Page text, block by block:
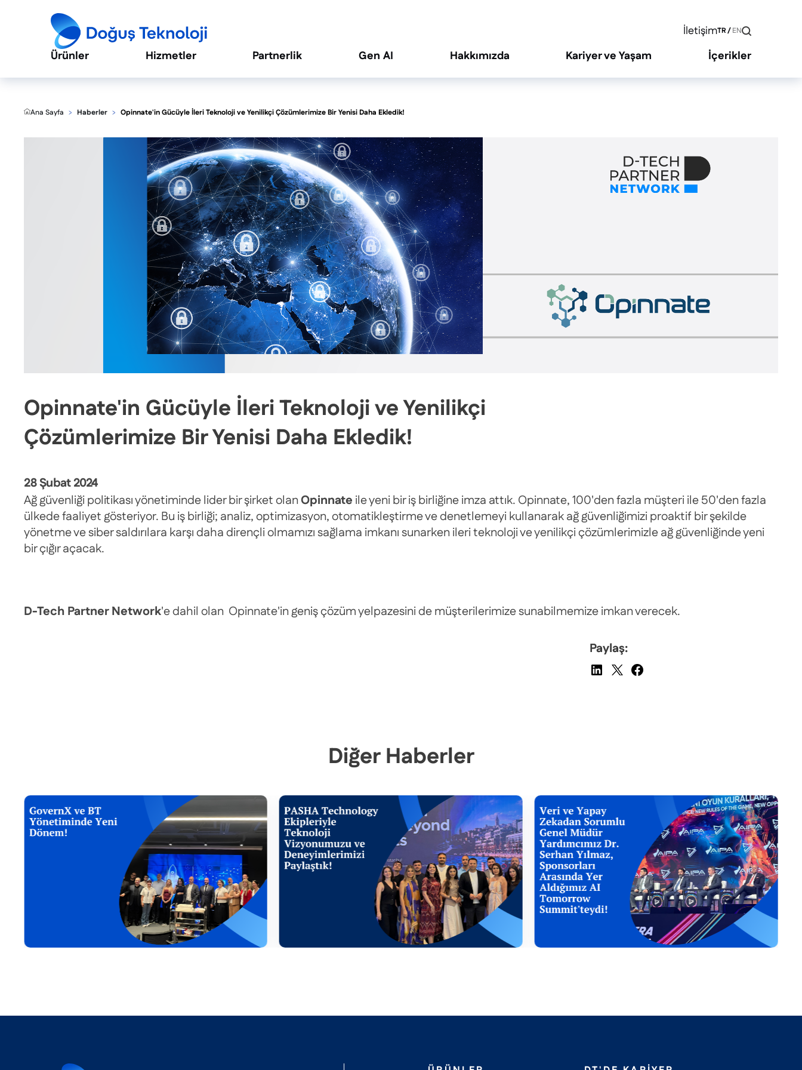
İletişimTR/EN
Ürünler Hizmetler Partnerlik Gen AI Hakkımızda Kariyer ve Yaşam İçerikler
Ana Sayfa Haberler Opinnate'in Gücüyle İleri Teknoloji ve Yenilikçi Çözümlerimize Bir Yenisi Daha Ekledik!
Opinnate'in Gücüyle İleri Teknoloji ve Yenilikçi
Çözümlerimize Bir Yenisi Daha Ekledik!
28 Şubat 2024
Ağ güvenliği politikası yönetiminde lider bir şirket olanOpinnate ile yeni bir iş birliğine imza attık. Opinnate, 100'den fazla müşteri ile 50'den fazla
ülkede faaliyet gösteriyor. Bu iş birliği; analiz, optimizasyon, otomatikleştirme ve denetlemeyi kullanarak ağ güvenliğimizi proaktif bir şekilde
yönetme ve siber saldırılara karşı daha dirençli olmamızı sağlama imkanı sunarken ileri teknoloji ve yenilikçi çözümlerimizle ağ güvenliğinde yeni
bir çığır açacak.
D-Tech Partner Network'e dahil olan Opinnate'in geniş çözüm yelpazesini de müşterilerimize sunabilmemize imkan verecek.
Paylaş:
Diğer Haberler